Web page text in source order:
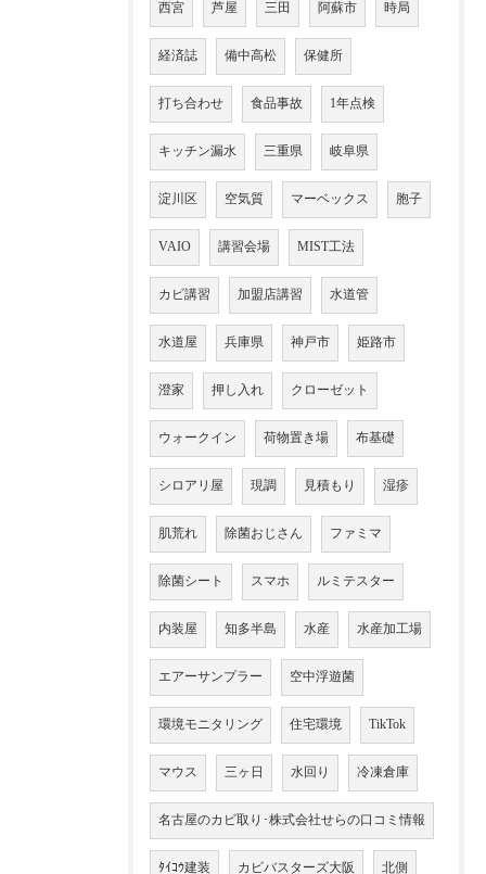
西宮 芦屋 三田 阿蘇市 時局
経済誌 備中高松 保健所
打ち合わせ 食品事故 1年点検
キッチン漏水 三重県 岐阜県
淀川区 空気質 マーベックス 胞子
VAIO 講習会場 MIST工法
カビ講習 加盟店講習 水道管
水道屋 兵庫県 神戸市 姫路市
澄家 押し入れ クローゼット
ウォークイン 荷物置き場 布基礎
シロアリ屋 現調 見積もり 湿疹
肌荒れ 除菌おじさん ファミマ
除菌シート スマホ ルミテスター
内装屋 知多半島 水産 水産加工場
エアーサンプラー 空中浮遊菌
環境モニタリング 住宅環境 TikTok
マウス 三ヶ日 水回り 冷凍倉庫
名古屋のカビ取り･株式会社せらの口コミ情報
ﾀｲｺｳ建装 カビバスターズ大阪 北側